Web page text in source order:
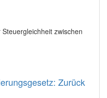
zwischen
Zurück